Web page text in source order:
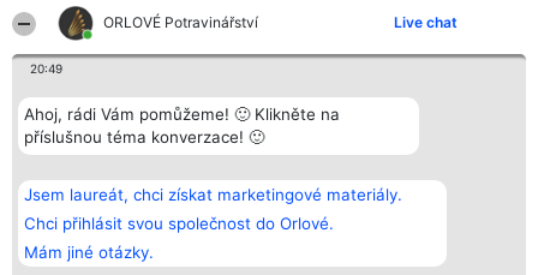
ORLOVÉ Potravinářství Live chat
20:49
Ahoj, rádi Vám pomůžeme! 🙂 Klikněte na
příslušnou téma konverzace! 🙂
Jsem laureát, chci získat marketingové materiály.
Chci přihlásit svou společnost do Orlové.
Mám jiné otázky.
Bright Side Solutions sp. z o.
o. sp. k.
ul. Ruska 22
Wrocław 50-079
KRS 0000749100 | Regon
381313360 | NIP 8943132676
Vítězové
Seznam všech
laureátů
Zásady
Zásady
Kontakt